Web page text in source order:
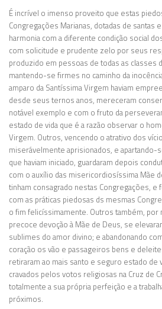
É incrível o imenso proveito que estas
Congregações Marianas, dotadas de santas
harmonia com a diferente condição social
com solicitude e prudente zelo por seus
produzido em pessoas de todas as classes
mantendo-se firmes no caminho da
amparo da Santíssima Virgem haviam
desde seus ternos anos, mereceram
notável exemplo e com o fruto da
estado de vida que é a razão observar o
Virgem. Outros, vencendo o atrativo dos
miserávelmente aprisionados, e apartando-
que haviam iniciado, guardaram depois
com o auxílio das misericordiosíssima Mãe
tinham consagrado nestas Congregações,
com as práticas piedosas ds mesmas
o fim felicíssimamente. Outros também, por
precoce devoção à Mãe de Deus, se
sublimes do amor divino; e abandonando
coração os vão e passageiros bens e
retiraram ao mais santo e seguro estado de
cravados pelos votos religiosas na Cruz de
totalmente a sua própria perfeição e a
próximos.